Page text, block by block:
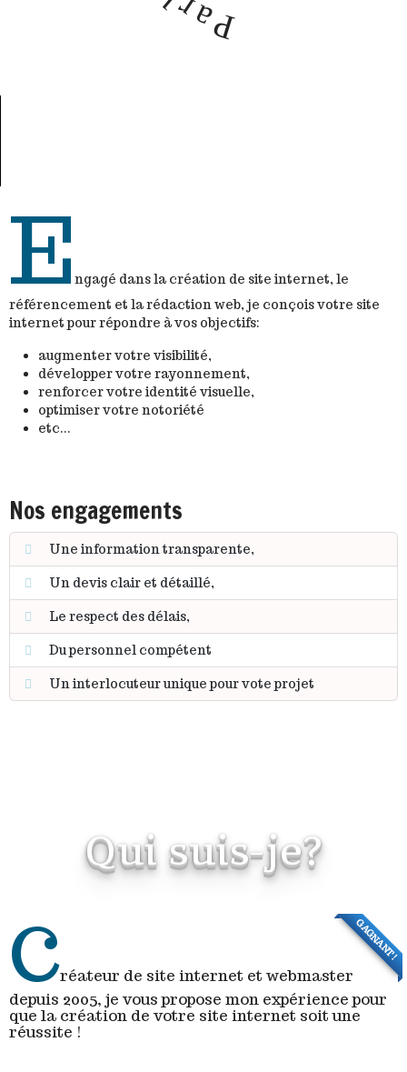
P
a
r
E ngagé dans la création de site internet, le
référencement et la rédaction web, je conçois votre site
internet pour répondre à vos objectifs:
augmenter votre visibilité,
développer votre rayonnement,
renforcer votre identité visuelle,
optimiser votre notoriété
etc...
Nos engagements
Une information transparente,
Un devis clair et détaillé,
Le respect des délais,
Du personnel compétent
Un interlocuteur unique pour vote projet
Qui suis-je?
GAGNANT!
Créateur de site internet et webmaster
depuis 2005, je vous propose mon expérience pour
que la création de votre site internet soit une
réussite !